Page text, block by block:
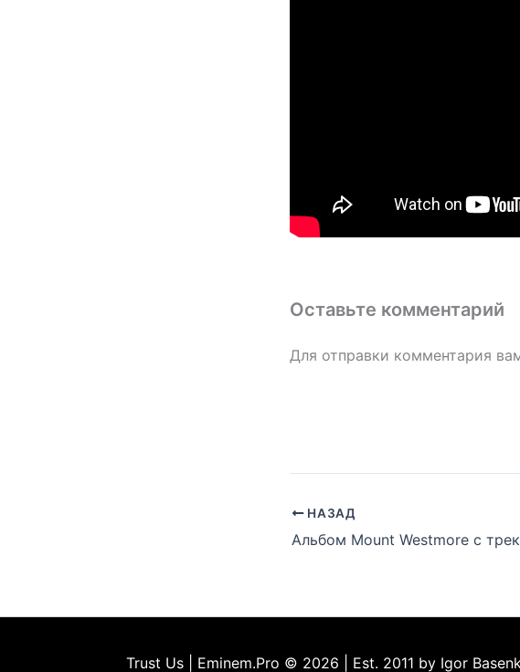
Оставьте комментарий
Для отправки комментария
НАЗАД
Trust Us | Eminem.Pro © 2026 | Est. 2011 by Igor